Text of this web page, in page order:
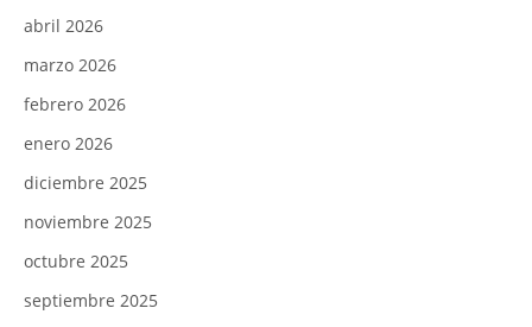
abril 2026
marzo 2026
febrero 2026
enero 2026
diciembre 2025
noviembre 2025
octubre 2025
septiembre 2025